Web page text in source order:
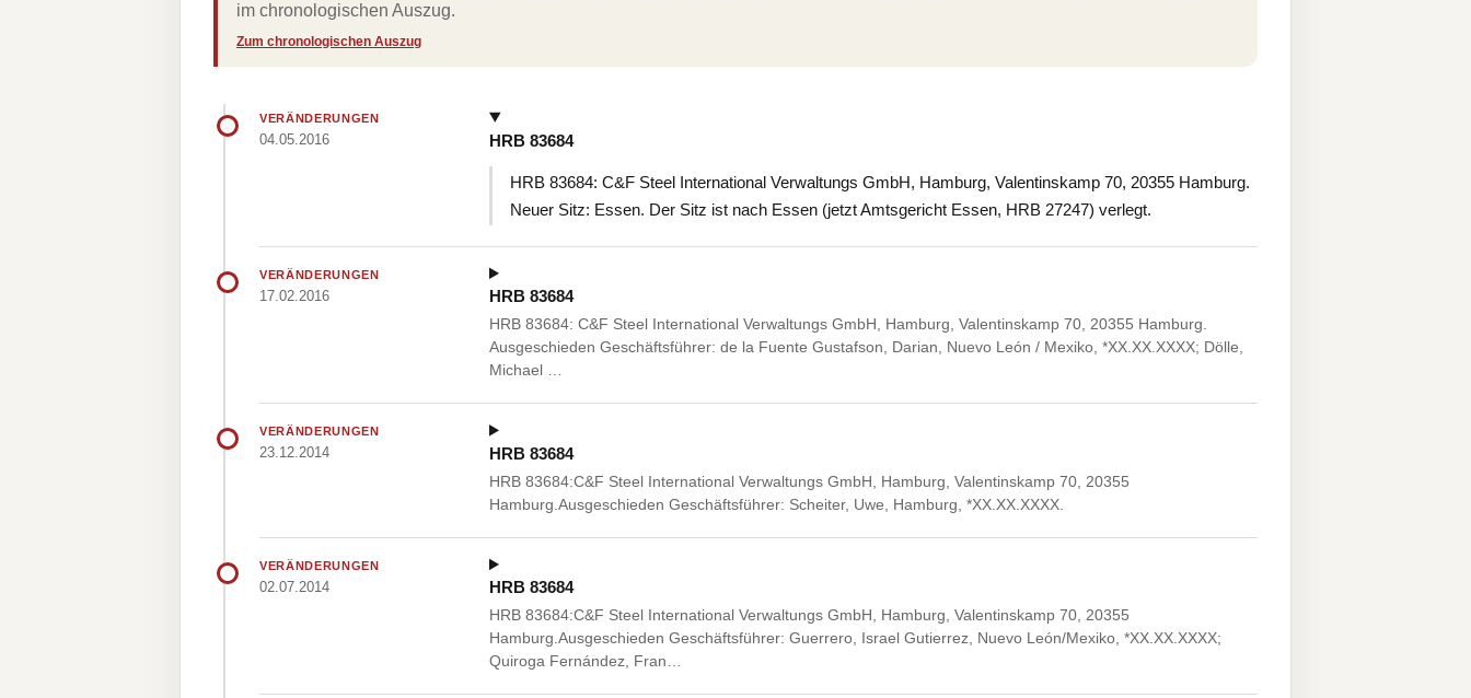
im chronologischen Auszug.
Zum chronologischen Auszug
VERÄNDERUNGEN
04.05.2016 HRB 83684
HRB 83684: C&F Steel International Verwaltungs GmbH, Hamburg, Valentinskamp 70, 20355 Hamburg.
Neuer Sitz: Essen. Der Sitz ist nach Essen (jetzt Amtsgericht Essen, HRB 27247) verlegt.
VERÄNDERUNGEN
17.02.2016 HRB 83684
HRB 83684: C&F Steel International Verwaltungs GmbH, Hamburg, Valentinskamp 70, 20355 Hamburg.
Ausgeschieden Geschäftsführer: de la Fuente Gustafson, Darian, Nuevo León / Mexiko, *XX.XX.XXXX; Dölle,
Michael …
VERÄNDERUNGEN
23.12.2014 HRB 83684
HRB 83684:C&F Steel International Verwaltungs GmbH, Hamburg, Valentinskamp 70, 20355
Hamburg.Ausgeschieden Geschäftsführer: Scheiter, Uwe, Hamburg, *XX.XX.XXXX.
VERÄNDERUNGEN
02.07.2014 HRB 83684
HRB 83684:C&F Steel International Verwaltungs GmbH, Hamburg, Valentinskamp 70, 20355
Hamburg.Ausgeschieden Geschäftsführer: Guerrero, Israel Gutierrez, Nuevo León/Mexiko, *XX.XX.XXXX;
Quiroga Fernández, Fran…